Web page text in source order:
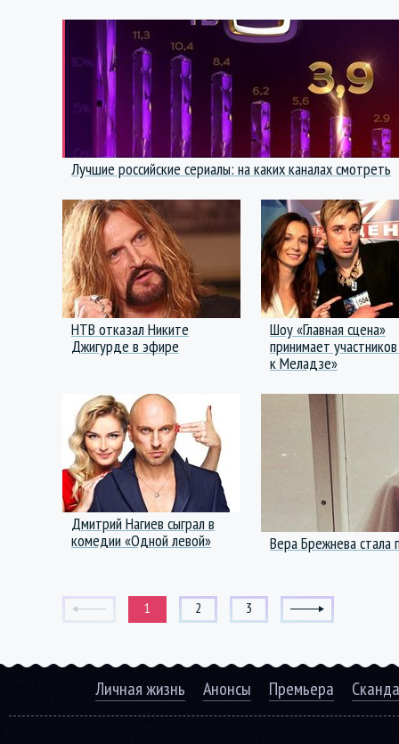
Лучшие российские сериалы: на каких каналах смотреть
НТВ отказал Никите
Джигурде в эфире
Шоу «Главная сцена»
принимает
к Меладзе»
Дмитрий Нагиев сыграл в
комедии «Одной левой»
Вера Брежнева
1 2 3
Личная жизнь Анонсы Премьера